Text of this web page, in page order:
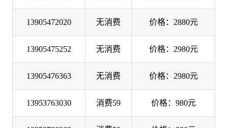
13905472020 无消费 价格：2880元
13905475252 无消费 价格：2980元
13905476363 无消费 价格：2980元
13953763030 消费59 价格：980元